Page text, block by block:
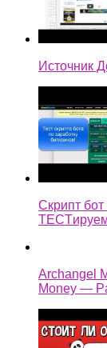
Источник
Скрипт
Archangel
Money —